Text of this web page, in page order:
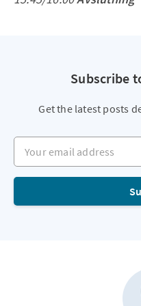
Subscribe
Get the latest posts
Your email address